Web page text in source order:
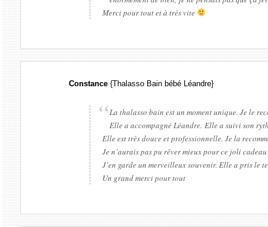
Merci pour tout et à très vite
Constance {Thalasso Bain bébé Léandre}
La thalasso bain est un moment unique. Je le
Elle a accompagné Léandre. Elle a suivi son
Elle est très douce et professionnelle. Je la
Je n’aurais pas pu rêver mieux pour ce joli
J’en garde un merveilleux souvenir. Elle a pris le
Un grand merci pour tout